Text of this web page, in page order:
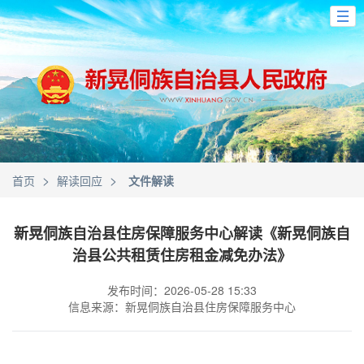
首页 > 解读回应 > 文件解读
新晃侗族自治县住房保障服务中心解读《新晃侗族自
治县公共租赁住房租金减免办法》
发布时间：2026-05-28 15:33
信息来源：新晃侗族自治县住房保障服务中心